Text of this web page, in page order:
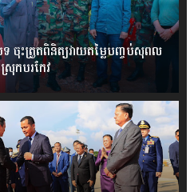
ចុះត្រួតពិនិត្យវាយតម្លៃបញ្ចប់សុពល
កបរកែវ